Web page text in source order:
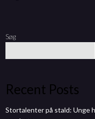
Søg
Recent Posts
Stortalenter på stald: Unge